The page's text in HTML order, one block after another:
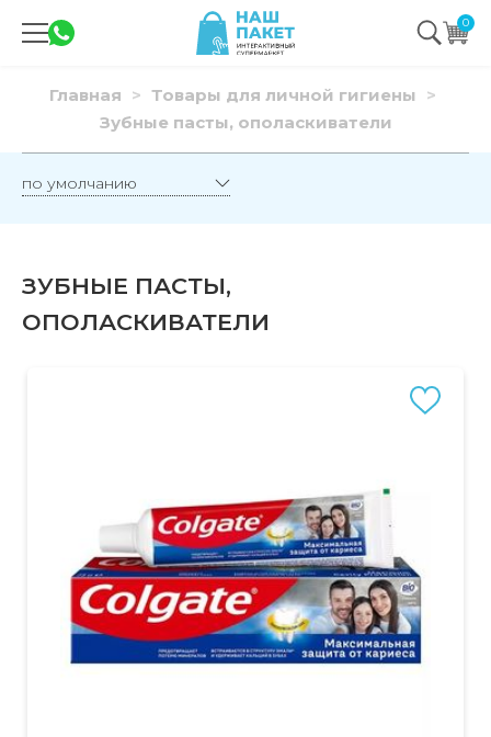
0
Главная
Товары для личной гигиены
Зубные пасты, ополаскиватели
ЗУБНЫЕ ПАСТЫ,
ОПОЛАСКИВАТЕЛИ